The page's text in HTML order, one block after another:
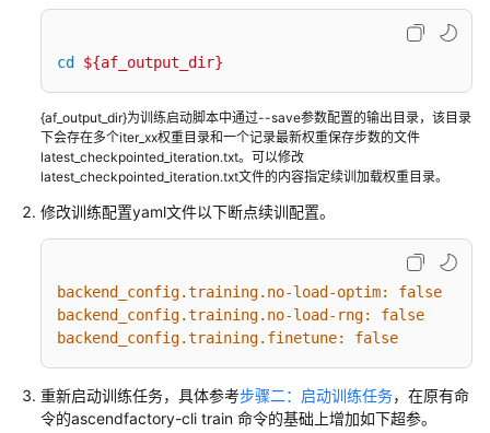
说
明
速
入
准
备
cd ${af_output_dir}
{af_output_dir}为训练启动脚本中通过--save参数配置的输出目录，该目录
下会存在多个iter_xx权重目录和一个记录最新权重保存步数的文件
latest_checkpointed_iteration.txt。可以修改
latest_checkpointed_iteration.txt文件的内容指定续训加载权重目录。
修改训练配置yaml文件以下断点续训配置。
backend_config.training.no-load-optim:
false
backend_config.training.no-load-rng:
false
backend_config.training.finetune:
false
重新启动训练任务，具体参考步骤二：启动训练任务，在原有命
令的ascendfactory-cli train 命令的基础上增加如下超参。